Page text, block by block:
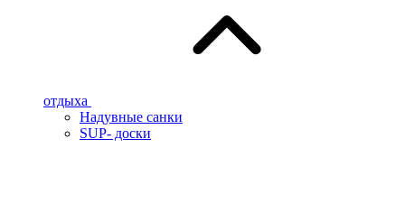
отдыха
Надувные санки
SUP- доски